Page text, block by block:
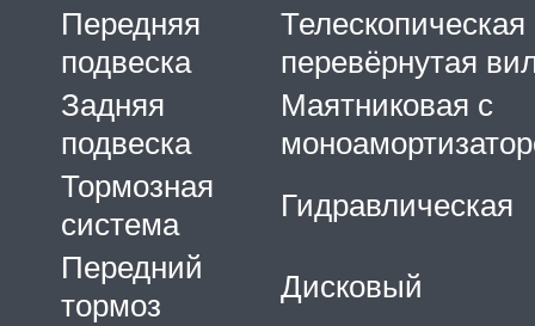
Передняя
подвеска
Телескопическая
перевёрнутая
Задняя
подвеска
Маятниковая с
Тормозная
система
Гидравлическая
Передний
тормоз
Дисковый